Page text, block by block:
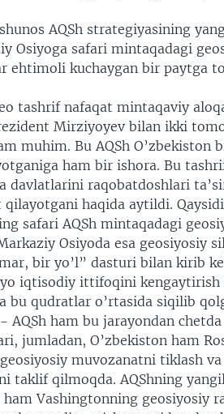
AQSh strategiyasining
Osiyoga safari mintaqadagi
ehtimoli kuchaygan bir paytga
tashrif nafaqat mintaqaviy
Mirziyoyev bilan ikki
muhim. Bu AQSh O’zbekiston
ham bir ishora. Bu
davlatlarini raqobatdoshlari
qilayotgani haqida aytildi.
safari AQSh mintaqadagi
Osiyoda esa geosiyosiy
bir yo’l” dasturi bilan kirib
iqtisodiy ittifoqini kengaytirish
bu qudratlar o’rtasida siqilib
AQSh ham bu jarayondan
jumladan, O’zbekiston ham
muvozanatni tiklash
taklif qilmoqda. AQShning
Vashingtonning geosiyosiy